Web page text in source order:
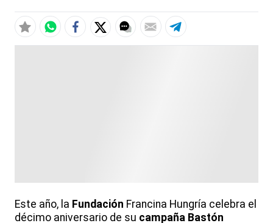
Este año, la Fundación Francina Hungría celebra el
décimo aniversario de su campaña Bastón